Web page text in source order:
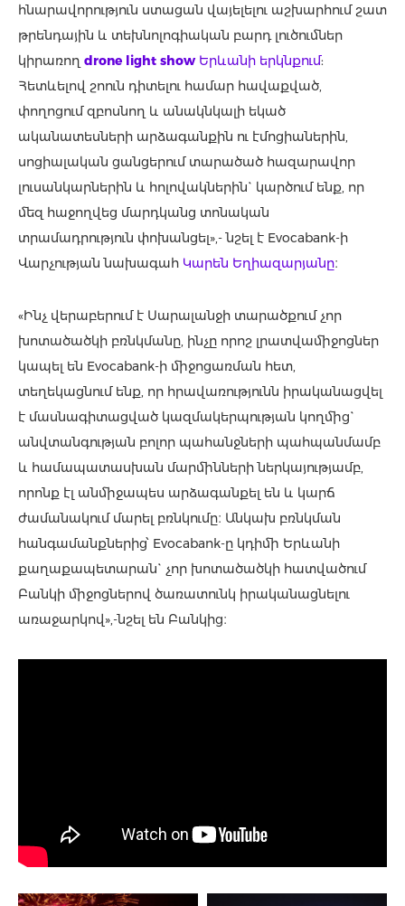
հնարավորություն ստացան վայելելու աշխարհում շատ
թրենդային և տեխնոլոգիական բարդ լուծումներ
կիրառող drone light showԵրևանի երկնքում:
Հետևելով շոուն դիտելու համար հավաքված,
փողոցում զբոսնող և անակնկալի եկած
ականատեսների արձագանքին ու էմոցիաներին,
սոցիալական ցանցերում տարածած հազարավոր
լուսանկարներին և հոլովակներին` կարծում ենք, որ
մեզ հաջողվեց մարդկանց տոնական
տրամադրություն փոխանցել»,- նշել է Evocabank-ի
Վարչության նախագահ Կարեն Եղիազարյանը։
«Ինչ վերաբերում է Սարալանջի տարածքում չոր
խոտածածկի բռնկմանը, ինչը որոշ լրատվամիջոցներ
կապել են Evocabank-ի միջոցառման հետ,
տեղեկացնում ենք, որ հրավառությունն իրականացվել
է մասնագիտացված կազմակերպության կողմից`
անվտանգության բոլոր պահանջների պահպանմամբ
և hամապատասխան մարմինների ներկայությամբ,
որոնք էլ անմիջապես արձագանքել են և կարճ
ժամանակում մարել բռնկումը։ Անկախ բռնկման
հանգամանքներից՝ Evocabank-ը կդիմի Երևանի
քաղաքապետարան` չոր խոտածածկի հատվածում
Բանկի միջոցներով ծառատունկ իրականացնելու
առաջարկով»,-նշել են Բանկից։